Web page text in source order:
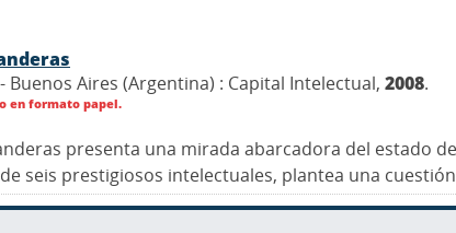
Buenos Aires (Argentina) : Capital Intelectual, 2008.
en formato papel.
presenta una mirada abarcadora del estado
seis prestigiosos intelectuales, plantea una